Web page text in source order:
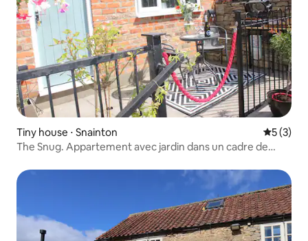
Tiny house ⋅ Snainton
5 (3)
The Snug. Appartement avec jardin dans un cadre de